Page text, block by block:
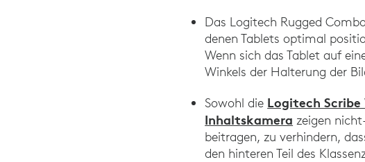
Das Logitech Rugged
denen Tablets optimal
Wenn sich das Tablet auf
Winkels der Halterung der
Sowohl die Logitech
Inhaltskamera zeigen
beitragen, zu verhindern,
den hinteren Teil des